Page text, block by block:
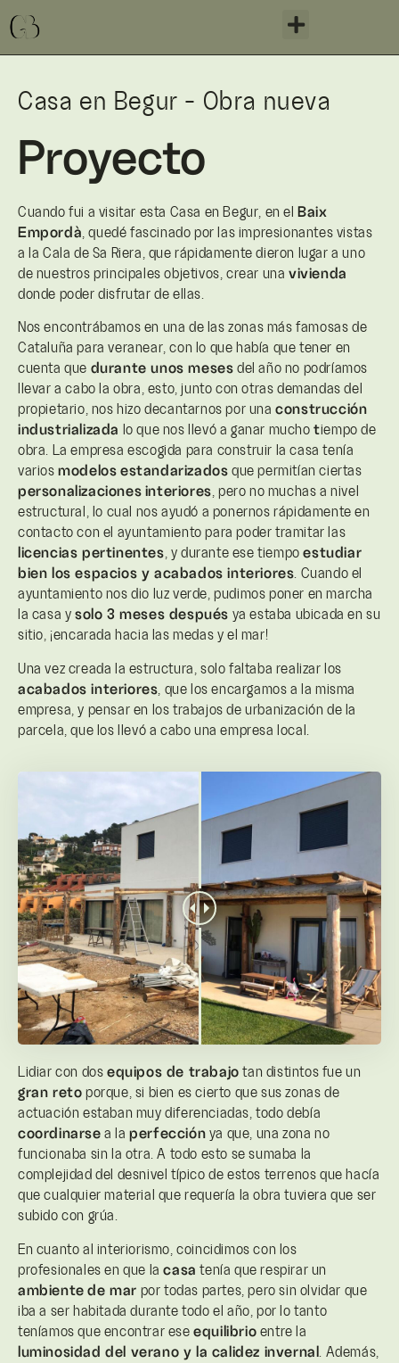
Casa en Begur - Obra nueva
Proyecto
Cuando fui a visitar esta Casa en Begur, en el Baix
Empordà, quedé fascinado por las impresionantes vistas
a la Cala de Sa Riera, que rápidamente dieron lugar a uno
de nuestros principales objetivos, crear unavivienda
donde poder disfrutar de ellas.
Nos encontrábamos en una de las zonas más famosas de
Cataluña para veranear, con lo que había que tener en
cuenta que durante unos meses del año no podríamos
llevar a cabo la obra, esto, junto con otras demandas del
propietario, nos hizo decantarnos por unaconstrucción
industrializada lo que nos llevó a ganar muchotiempo de
obra. La empresa escogida para construir la casa tenía
variosmodelos estandarizados que permitían ciertas
personalizaciones interiores, pero no muchas a nivel
estructural, lo cual nos ayudó a ponernos rápidamente en
contacto con el ayuntamiento para poder tramitar las
licencias pertinentes, y durante ese tiempoestudiar
bien los espacios y acabados interiores. Cuando el
ayuntamiento nos dio luz verde, pudimos poner en marcha
la casa y solo 3 meses después ya estaba ubicada en su
sitio, ¡encarada hacia las medas y el mar!
Una vez creada la estructura, solo faltaba realizar los
acabados interiores, que los encargamos a la misma
empresa, y pensar en los trabajos de urbanización de la
parcela, que los llevó a cabo una empresa local.
Lidiar con dos equipos de trabajo tan distintos fue un
gran reto porque, si bien es cierto que sus zonas de
actuación estaban muy diferenciadas, todo debía
coordinarse a laperfección ya que, una zona no
funcionaba sin la otra. A todo esto se sumaba la
complejidad del desnivel típico de estos terrenos que hacía
que cualquier material que requería la obra tuviera que ser
subido con grúa.
En cuanto al interiorismo, coincidimos con los
profesionales en que lacasa tenía que respirar un
ambiente de mar por todas partes, pero sin olvidar que
iba a ser habitada durante todo el año, por lo tanto
teníamos que encontrar eseequilibrio entre la
luminosidad del verano y la calidez invernal
. Además,